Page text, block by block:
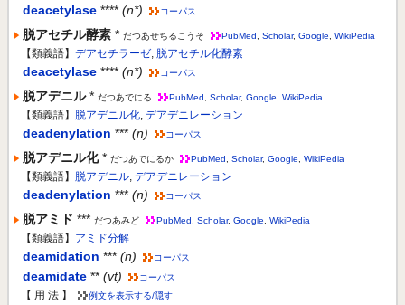
deacetylase **** (n*) コーパス
脱アセチル酵素 * だつあせちるこうそ PubMed Scholar, Google WikiPedia
【類義語】 デアセチラーゼ, 脱アセチル化酵素
deacetylase **** (n*) コーパス
脱アデニル * だつあでにる PubMed Scholar, Google WikiPedia
【類義語】 脱アデニル化, デアデニレーション
deadenylation *** (n) コーパス
脱アデニル化 * だつあでにるか PubMed Scholar, Google WikiPedia
【類義語】 脱アデニル, デアデニレーション
deadenylation *** (n) コーパス
脱アミド *** だつあみど PubMed Scholar, Google WikiPedia
【類義語】 アミド分解
deamidation *** (n) コーパス
deamidate ** (vt) コーパス
【 用 法 】 例文を表示する/隠す